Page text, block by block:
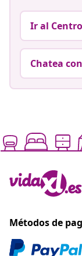
Ir al
Chatea
Métodos de